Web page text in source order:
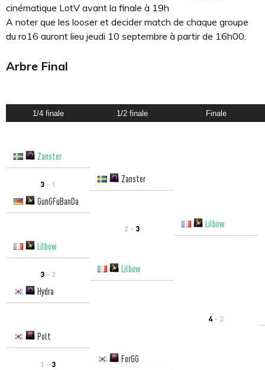
cinématique LotV avant la finale à 19h
A noter que les looser et decider match de chaque groupe
du ro16 auront lieu jeudi 10 septembre à partir de 16h00.
Arbre Final
1/4 finale 1/2 finale Finale
Zanster
3 - 1
Zanster
GunGFuBanDa
2 - 3
Lilbow
Lilbow
3 - 2
Lilbow
Hydra
4 - 2
Polt
1 - 3
ForGG